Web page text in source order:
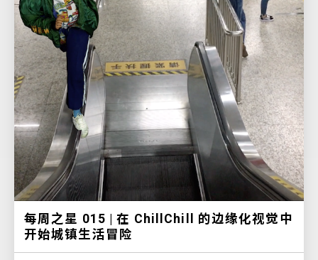
每周之星 015 | 在 ChillChill 的边缘化视觉中
开始城镇生活冒险